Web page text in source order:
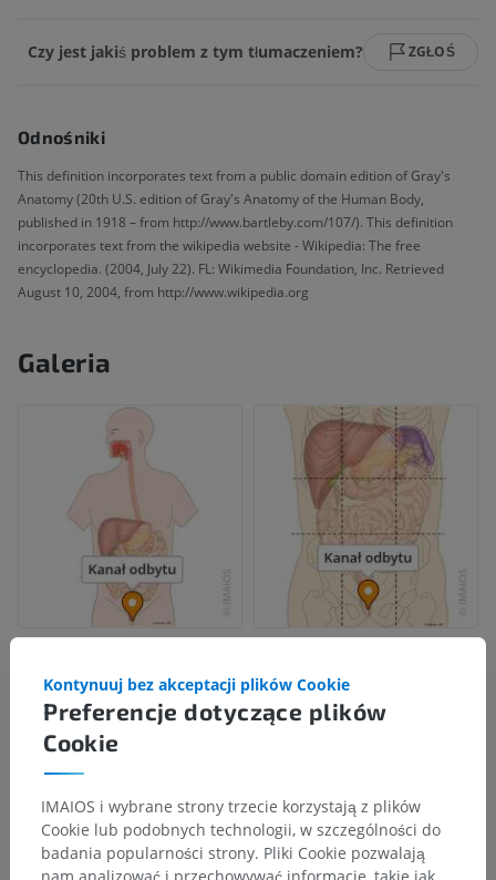
Czy jest jakiś problem z tym tłumaczeniem? ZGŁOŚ
Odnośniki
This definition incorporates text from a public domain edition of Gray's
Anatomy (20th U.S. edition of Gray's Anatomy of the Human Body,
published in 1918 – from http://www.bartleby.com/107/). This definition
incorporates text from the wikipedia website - Wikipedia: The free
encyclopedia. (2004, July 22). FL: Wikimedia Foundation, Inc. Retrieved
August 10, 2004, from http://www.wikipedia.org
Galeria
Preferencje dotyczące plików
Cookie
Kontynuuj bez akceptacji plików Cookie
IMAIOS i wybrane strony trzecie korzystają z plików
Cookie lub podobnych technologii, w szczególności do
badania popularności strony. Pliki Cookie pozwalają